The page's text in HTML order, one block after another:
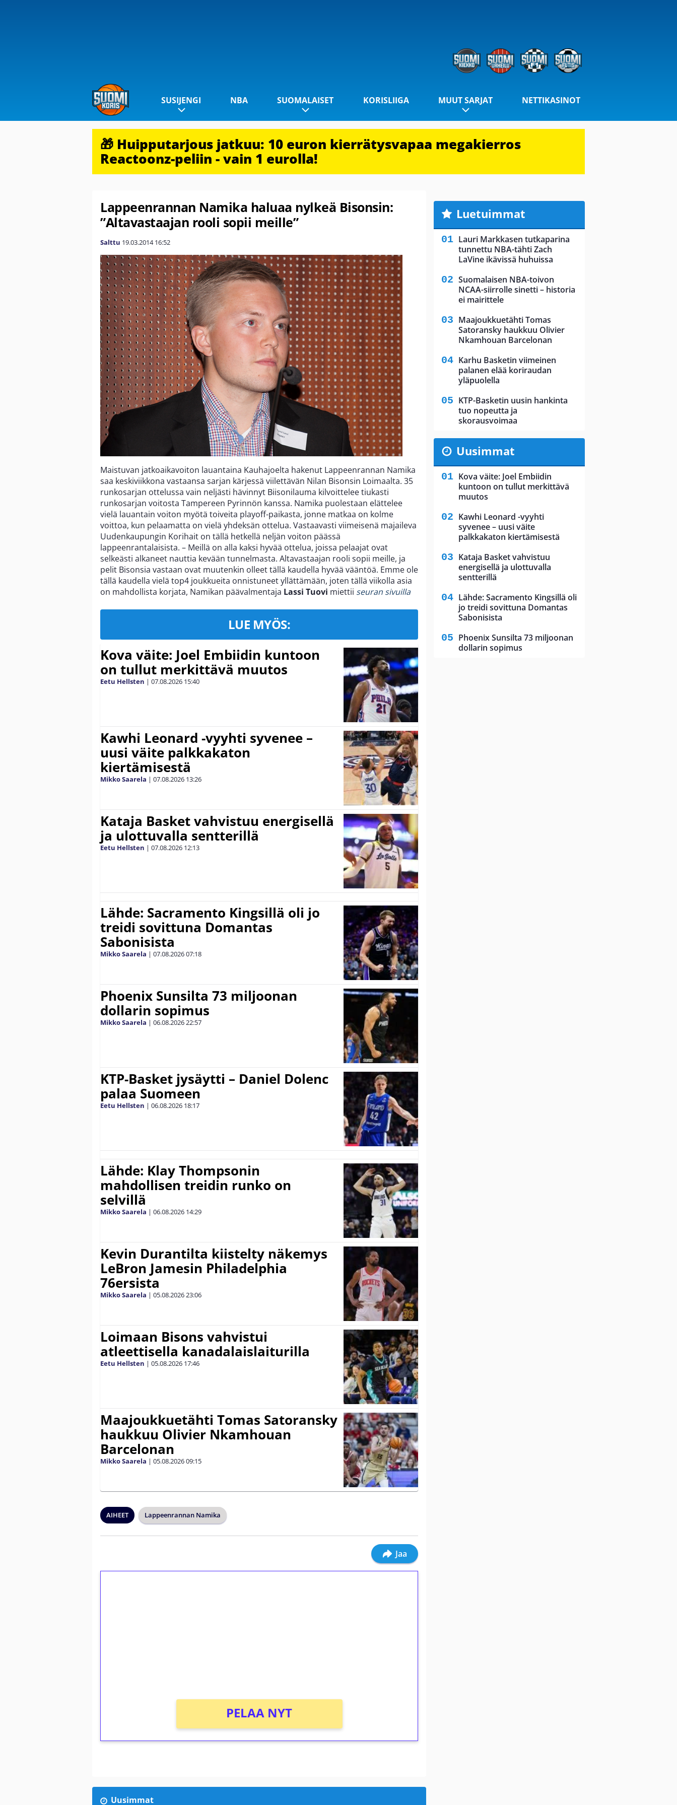
SUSIJENGI NBA SUOMALAISET KORISLIIGA MUUT SARJAT NETTIKASINOT
🎁 Huipputarjous jatkuu: 10 euron kierrätysvapaa megakierros
Reactoonz-peliin - vain 1 eurolla!
Lappeenrannan Namika haluaa nylkeä Bisonsin:
”Altavastaajan rooli sopii meille”
Salttu 19.03.2014 16:52
Maistuvan jatkoaikavoiton lauantaina Kauhajoelta hakenut Lappeenrannan Namika
saa keskiviikkona vastaansa sarjan kärjessä viilettävän Nilan Bisonsin Loimaalta. 35
runkosarjan ottelussa vain neljästi hävinnyt Biisonilauma kilvoittelee tiukasti
runkosarjan voitosta Tampereen Pyrinnön kanssa. Namika puolestaan elättelee
vielä lauantain voiton myötä toiveita playoff-paikasta, jonne matkaa on kolme
voittoa, kun pelaamatta on vielä yhdeksän ottelua. Vastaavasti viimeisenä majaileva
Uudenkaupungin Korihait on tällä hetkellä neljän voiton päässä
lappeenrantalaisista. – Meillä on alla kaksi hyvää ottelua, joissa pelaajat ovat
selkeästi alkaneet nauttia kevään tunnelmasta. Altavastaajan rooli sopii meille, ja
pelit Bisonsia vastaan ovat muutenkin olleet tällä kaudella hyvää vääntöä. Emme ole
tällä kaudella vielä top4 joukkueita onnistuneet yllättämään, joten tällä viikolla asia
on mahdollista korjata, Namikan päävalmentaja Lassi Tuovi miettii seuran sivuilla
LUE MYÖS:
Kova väite: Joel Embiidin kuntoon
on tullut merkittävä muutos
Eetu Hellsten | 07.08.2026 15:40
Kawhi Leonard -vyyhti syvenee –
uusi väite palkkakaton
kiertämisestä
Mikko Saarela | 07.08.2026 13:26
Kataja Basket vahvistuu energisellä
ja ulottuvalla sentterillä
Eetu Hellsten | 07.08.2026 12:13
Lähde: Sacramento Kingsillä oli jo
treidi sovittuna Domantas
Sabonisista
Mikko Saarela | 07.08.202607:18
Phoenix Sunsilta 73 miljoonan
dollarin sopimus
Mikko Saarela | 06.08.202622:57
KTP-Basket jysäytti – Daniel Dolenc
palaa Suomeen
Eetu Hellsten | 06.08.2026 18:17
Lähde: Klay Thompsonin
mahdollisen treidin runko on
selvillä
Mikko Saarela | 06.08.2026 14:29
Kevin Durantilta kiistelty näkemys
LeBron Jamesin Philadelphia
76ersista
Mikko Saarela | 05.08.202623:06
Loimaan Bisons vahvistui
atleettisella kanadalaislaiturilla
Eetu Hellsten | 05.08.2026 17:46
Maajoukkuetähti Tomas Satoransky
haukkuu Olivier Nkamhouan
Barcelonan
Mikko Saarela | 05.08.202609:15
AIHEET Lappeenrannan Namika
Jaa
PELAA NYT
Uusimmat
Luetuimmat
Lauri Markkasen tutkaparina
tunnettu NBA-tähti Zach
LaVine ikävissä huhuissa
Suomalaisen NBA-toivon
NCAA-siirrolle sinetti – historia
ei mairittele
Maajoukkuetähti Tomas
Satoransky haukkuu Olivier
Nkamhouan Barcelonan
Karhu Basketin viimeinen
palanen elää koriraudan
yläpuolella
KTP-Basketin uusin hankinta
tuo nopeutta ja
skorausvoimaa
Uusimmat
Kova väite: Joel Embiidin
kuntoon on tullut merkittävä
muutos
Kawhi Leonard -vyyhti
syvenee – uusi väite
palkkakaton kiertämisestä
Kataja Basket vahvistuu
energisellä ja ulottuvalla
sentterillä
Lähde: Sacramento Kingsillä oli
jo treidi sovittuna Domantas
Sabonisista
Phoenix Sunsilta 73 miljoonan
dollarin sopimus